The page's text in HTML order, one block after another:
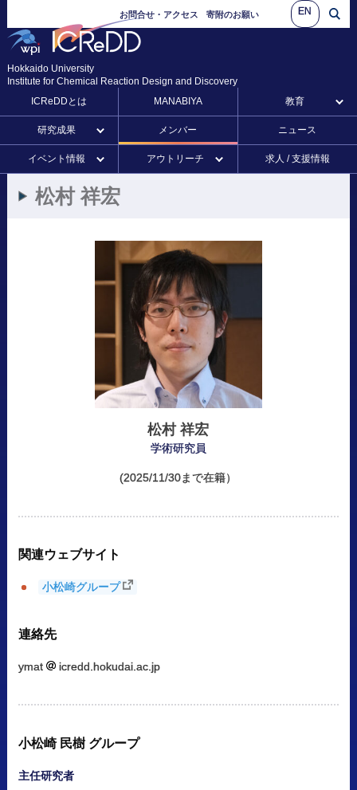
お問合せ・アクセス 寄附のお願い EN
Hokkaido University
Institute for Chemical Reaction Design and Discovery
ICReDDとは
MANABIYA 教育
研究成果 メンバー ニュース
イベント情報 アウトリーチ 求人 / 支援情報
松村 祥宏
松村 祥宏
学術研究員
(2025/11/30まで在籍）
関連ウェブサイト
小松崎グループ
連絡先
ymat icredd.hokudai.ac.jp
小松崎 民樹 グループ
主任研究者